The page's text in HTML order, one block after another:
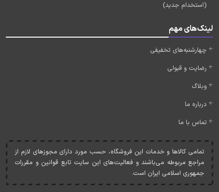
(استخدام جدید)
لینک‌های مهم
چهارشنبه‌های تخفیفی
رضایت و قبولی
وبلاگ
درباره ما
تماس با ما
تمامی کالاها و خدمات اين فروشگاه، حسب مورد دارای مجوزهای لازم از
مراجع مربوطه می‌باشند و فعاليت‌های اين سايت تابع قوانين و مقررات
جمهوری اسلامی ايران است.